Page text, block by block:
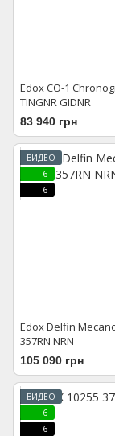
Edox CO-1
TINGNR GIDNR
83 940 грн
ВИДЕО
6
6
Edox Delfin
357RN NRN
105 090 грн
ВИДЕО
6
6